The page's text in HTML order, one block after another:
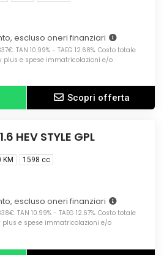
escluso oneri finanziari
TAN 10.99% - TAEG 12.68%. Costo totale
plus e spese immatricolazioni e/o
Scopri offerta
HEV STYLE GPL
KM 1598 cc
escluso oneri finanziari
TAN 10.99% - TAEG 12.67%. Costo totale
plus e spese immatricolazioni e/o